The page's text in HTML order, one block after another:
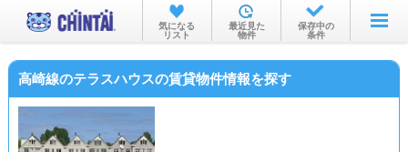
お部屋を探す
沿線・駅から
気になる
リスト
最近見た
物件
保存中の
条件
高崎線のテラスハウスの賃貸物件情報を探す